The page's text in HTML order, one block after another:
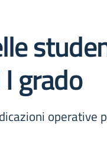
grado
operative